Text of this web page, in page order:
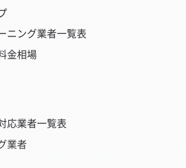
ニング業者一覧表
金相場
応業者一覧表
業者